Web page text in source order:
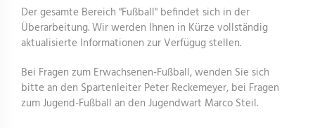
Der gesamte Bereich "Fußball" befindet sich in der
Überarbeitung. Wir werden Ihnen in Kürze vollständig
aktualisierte Informationen zur Verfügug stellen.
Bei Fragen zum Erwachsenen-Fußball, wenden Sie sich
bitte an den Spartenleiter Peter Reckemeyer, bei Fragen
zum Jugend-Fußball an den Jugendwart Marco Steil.